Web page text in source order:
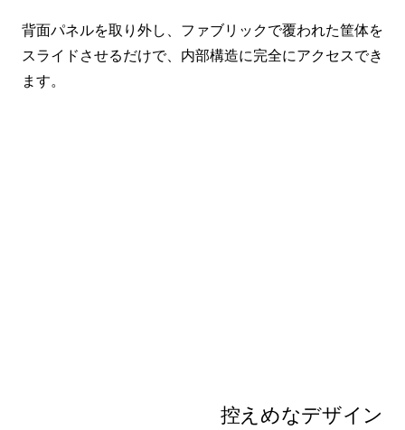
背面パネルを取り外し、ファブリックで覆われた筐体を
スライドさせるだけで、内部構造に完全にアクセスでき
ます。
控えめなデザイン